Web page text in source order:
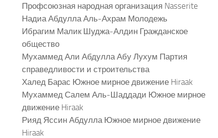
Профсоюзная народная организация Nasserite
Надиа Абдулла Аль-Ахрам Молодежь
Ибрагим Малик Шуджа-Алдин Гражданское
общество
Мухаммед Али Абдулла Абу Лухум Партия
справедливости и строительства
Халед Барас Южное мирное движение Hiraak
Мухаммед Салем Аль-Шаддади Южное мирное
движение Hiraak
Рияд Яссин Абдулла Южное мирное движение
Hiraak